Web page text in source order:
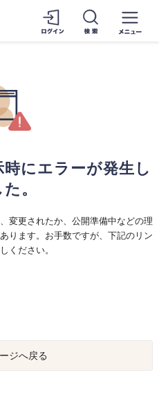
にエラーが発生し
。
変更されたか、公開準備中などの理
ります。お手数ですが、下記のリン
ください。
ジへ戻る